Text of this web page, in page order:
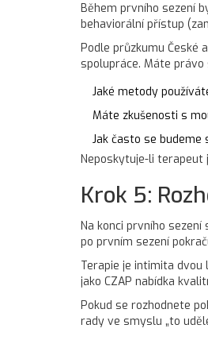
Během prvního sezení
behaviorální přístup
Podle průzkumu České
spolupráce. Máte právo
Jaké metody
Máte zkušenosti s
Jak často se budeme
Neposkytuje-li terapeut
Krok 5:
Na konci prvního
po prvním sezení
Terapie je intimita dvou
jako CZAP nabídka
Pokud se rozhodnete
rady ve smyslu „to